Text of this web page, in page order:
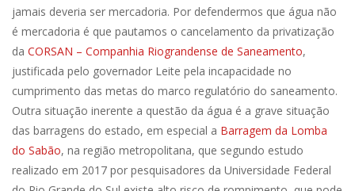
jamais deveria ser mercadoria. Por defendermos que água não
é mercadoria é que pautamos o cancelamento da privatização
da CORSAN – Companhia Riograndense de Saneamento,
justificada pelo governador Leite pela incapacidade no
cumprimento das metas do marco regulatório do saneamento.
Outra situação inerente a questão da água é a grave situação
das barragens do estado, em especial a Barragem da Lomba
do Sabão, na região metropolitana, que segundo estudo
realizado em 2017 por pesquisadores da Universidade Federal